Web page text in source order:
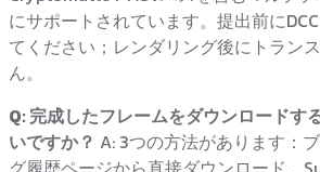
にサポートされています。提出前に
てください；レンダリング後にトラン
ん。
Q: 完成したフレームをダウンロードす
いですか？ A: 3つの方法があります：